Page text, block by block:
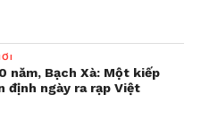
năm, Bạch Xà: Một kiếp
định ngày ra rạp Việt